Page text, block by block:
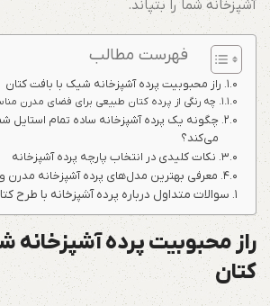
آشپزخانه شما را بتپاند.
فهرست مطالب
راز محبوبیت پرده آشپزخانه شیک با بافت کتان
چه رنگی از پرده کتان طبیعی برای فضای مدرن
چگونه یک پرده آشپزخانه ساده تمام استایل
می‌کند؟
نکات کلیدی در انتخاب پارچه پرده آشپزخانه
معرفی بهترین مدل‌های پرده آشپزخانه مدرن
سوالات متداول درباره پرده آشپزخانه با طرح
راز محبوبیت پرده آشپزخانه
کتان